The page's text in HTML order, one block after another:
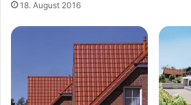
18. August 2016